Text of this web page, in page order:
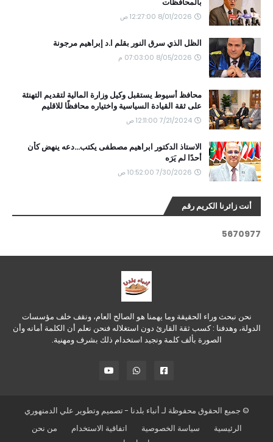
8/01/2026 12:27:00 ص
الظل الذي سرق النور بقلم ا.د إبراهيم مرجونة
8/05/2026 07:03:00 م
محافظ أسيوط يستقبل وكيل وزارة المالية لتقديم التهنئة
على ثقة القيادة السياسية واختياره محافظًا للاقليم
7/21/2024 12:11:00 ص
الاستاذ الدكتور ابراهيم مصطفى يكتب...دعه ينهض كأن
أحدًا لم يَرَه
7/30/2026 10:52:00 ص
أنت زائرنا الكريم رقم
5670977
نحن نبحث وراء الحقيقة وما يهمنا هو الصالح العام، ونقف خلف مؤسسات
الدولة، وهدفنا : كسب ثقة القارئ دون استغلاله فنحن نعلم أن الكلمة أمانه وأن
الصورة بألف كلمة ونجيد استخدام ذلك بشرف ومهنية.
© جميع الحقوق محفوظة لـ أنباء بلدنا - تصميم وتطوير علي الدمنهوري
الرئيسية
سياسة الخصوصية اتفاقية الاستخدام
من نحن